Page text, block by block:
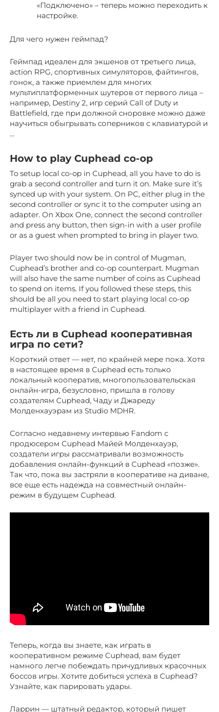
«Подключено» – теперь можно переходить к
настройке.
Для чего нужен геймпад?
Геймпад идеален для экшенов от третьего лица,
action RPG, спортивных симуляторов, файтингов,
гонок, а также приемлем для многих
мультиплатформенных шутеров от первого лица –
например, Destiny 2, игр серий Call of Duty и
Battlefield, где при должной сноровке можно даже
научиться обыгрывать соперников с клавиатурой и
…
How to play Cuphead co-op
To setup local co-op in Cuphead, all you have to do is
grab a second controller and turn it on. Make sure it’s
synced up with your system. On PC, either plug in the
second controller or sync it to the computer using an
adapter. On Xbox One, connect the second controller
and press any button, then sign-in with a user profile
or as a guest when prompted to bring in player two.
Player two should now be in control of Mugman,
Cuphead’s brother and co-op counterpart. Mugman
will also have the same number of coins as Cuphead
to spend on items. If you followed these steps, this
should be all you need to start playing local co-op
multiplayer with a friend in Cuphead.
Есть ли в Cuphead кооперативная
игра по сети?
Короткий ответ — нет, по крайней мере пока. Хотя
в настоящее время в Cuphead есть только
локальный кооператив, многопользовательская
онлайн-игра, безусловно, пришла в голову
создателям Cuphead, Чаду и Джареду
Молденхауэрам из Studio MDHR.
Согласно недавнему интервью Fandom с
продюсером Cuphead Майей Молденхауэр,
создатели игры рассматривали возможность
добавления онлайн-функций в Cuphead «позже».
Так что, пока вы застряли в кооперативе на диване,
все еще есть надежда на совместный онлайн-
режим в будущем Cuphead.
Теперь, когда вы знаете, как играть в
кооперативном режиме Cuphead, вам будет
намного легче побеждать причудливых красочных
боссов игры. Хотите добиться успеха в Cuphead?
Узнайте, как парировать удары.
Ларрин — штатный редактор, который пишет